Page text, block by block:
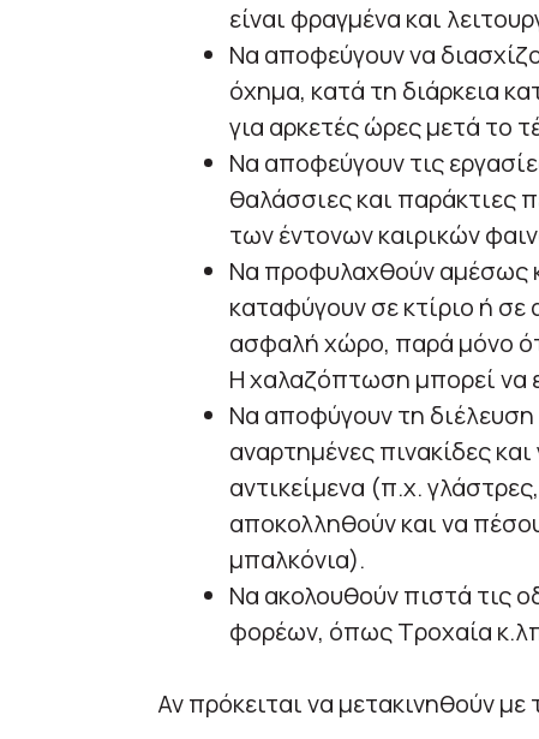
είναι φραγμένα και
Να αποφεύγουν να
όχημα, κατά τη διάρκεια
για αρκετές ώρες μετά το
Να αποφεύγουν τις
θαλάσσιες και παράκτιες
των έντονων καιρικών
Να προφυλαχθούν αμέσως
καταφύγουν σε κτίριο ή σε
ασφαλή χώρο, παρά μόνο
Η χαλαζόπτωση μπορεί να
Να αποφύγουν τη
αναρτημένες πινακίδες
αντικείμενα (π.χ.
αποκολληθούν και να
μπαλκόνια).
Να ακολουθούν πιστά τις
φορέων, όπως Τροχαία
Αν πρόκειται να μετακινηθούν με